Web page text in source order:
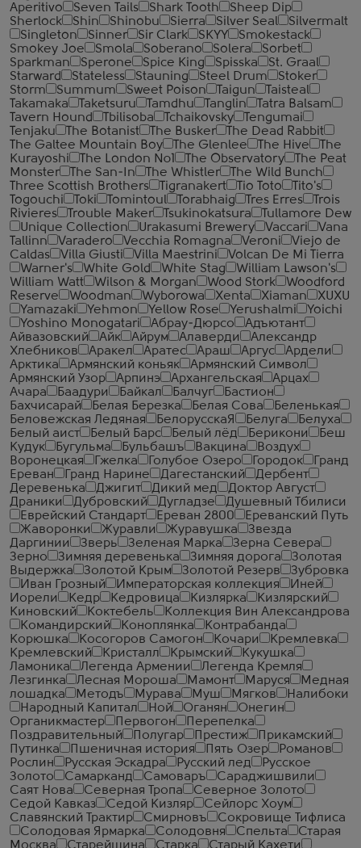
Aperitivo
Seven Tails Shark Tooth
Sheep Dip
Sherlock
Shin Shinobu Sierra Silver Seal
Silvermalt
Singleton
Sinner Sir Clark SKYY
Smokestack
Smokey Joe
Smola Soberano Solera
Sorbet
Sparkman
Sperone Spice King Spisska
St. Graal
Starward
Stateless Stauning Steel Drum
Stoker
Storm
Summum Sweet Poison Taigun
Taisteal
Takamaka
Taketsuru Tamdhu Tanglin
Tatra Balsam
Tavern Hound
Tbilisoba Tchaikovsky
Tengumai
Tenjaku
The Botanist The Busker
The Dead Rabbit
The Galtee Mountain Boy
The Glenlee The Hive
The
Kurayoshi
The London №1 The Observatory
The Peat
Monster
The San-In The Whistler
The Wild Bunch
Three Scottish Brothers
Tigranakert Tio Toto
Tito's
Togouchi
Toki Tomintoul Torabhaig Tres Erres
Trois
Rivieres
Trouble Maker Tsukinokatsura
Tullamore Dew
Unique Collection
Urakasumi Brewery Vaccari
Vana
Tallinn
Varadero Vecchia Romagna Veroni
Viejo de
Caldas
Villa Giusti Villa Maestrini
Volcan De Mi Tierra
Warner's
White Gold White Stag
William Lawson's
William Watt
Wilson & Morgan Wood Stork
Woodford
Reserve
Woodman Wyborowa Xenta Xiaman
XUXU
Yamazaki
Yehmon Yellow Rose Yerushalmi
Yoichi
Yoshino Monogatari
Абрау-Дюрсо
Адъютант
Айвазовский
Айк Айрум Алаверди
Александр
Хлебников
Аракел Аратес Араш Аргус
Ардели
Арктика
Армянский коньяк
Армянский Символ
Армянский Узор
Арпинэ Архангельская
Арцах
Ачара
Баадури Байкал Балчуг
Бастион
Бахчисарай
Белая Березка Белая Сова
Беленькая
Беловежская Ледяная
БелорусскаЯ Белуга
Белуха
Белый аист
Белый Барс Белый лёд Берикони
Беш
Кудук
Бугульма Бульбашъ Вакцина
Воздух
Воронецкая
Гжелка Голубое Озеро Городок
Гранд
Ереван
Гранд Нарине Дагестанский
Дербент
Деревенька
Джигит Дикий мед
Доктор Август
Драники
Дубровский Дугладзе
Душевный Тбилиси
Еврейский Стандарт
Ереван 2800
Ереванский Путь
Жаворонки
Журавли Журавушка
Звезда
Даргинии
Зверь Зеленая Марка
Зерна Севера
Зерно
Зимняя деревенька Зимняя дорога
Золотая
Выдержка
Золотой Крым Золотой Резерв
Зубровка
Иван Грозный
Императорская коллекция
Иней
Иорели
Кедр Кедровица Кизлярка
Кизлярский
Киновский
Коктебель
Коллекция Вин Александрова
Командирский
Коноплянка
Контрабанда
Корюшка
Косогоров Самогон Кочари
Кремлевка
Кремлевский
Кристалл Крымский
Кукушка
Ламоника
Легенда Армении
Легенда Кремля
Лезгинка
Лесная Мороша Мамонт Маруся
Медная
лошадка
Методъ Мурава Муш Мягков
Налибоки
Народный Капитал
Ной Оганян
Онегин
Органикмастер
Первогон
Перепелка
Поздравительный
Полугар Престиж
Прикамский
Путинка
Пшеничная история Пять Озер
Романов
Рослин
Русская Эскадра Русский лед
Русское
Золото
Самарканд Самоваръ
Сараджишвили
Саят Нова
Северная Тропа
Северное Золото
Седой Кавказ
Седой Кизляр
Сейлорс Хоум
Славянский Трактир
Смирновъ
Сокровище Тифлиса
Солодовая Ярмарка
Солодовня Спельта
Старая